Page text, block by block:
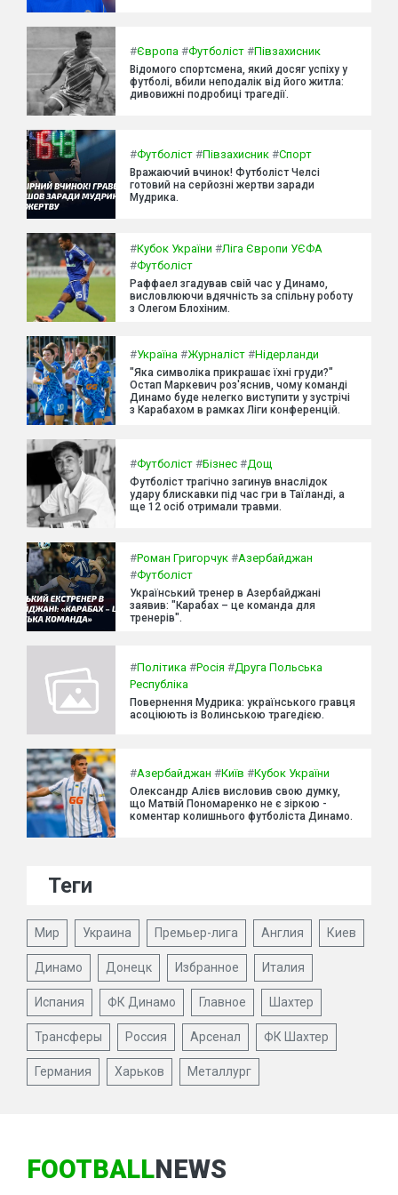
#Європа #Футболіст #Півзахисник
Відомого спортсмена, який досяг успіху у
футболі, вбили неподалік від його житла:
дивовижні подробиці трагедії.
#Футболіст #Півзахисник #Спорт
Вражаючий вчинок! Футболіст Челсі
готовий на серйозні жертви заради
Мудрика.
#Кубок України #Ліга Європи УЄФА
#Футболіст
Раффаел згадував свій час у Динамо,
висловлюючи вдячність за спільну роботу
з Олегом Блохіним.
#Україна #Журналіст #Нідерланди
"Яка символіка прикрашає їхні груди?"
Остап Маркевич роз'яснив, чому команді
Динамо буде нелегко виступити у зустрічі
з Карабахом в рамках Ліги конференцій.
#Футболіст #Бізнес #Дощ
Футболіст трагічно загинув внаслідок
удару блискавки під час гри в Таїланді, а
ще 12 осіб отримали травми.
#Роман Григорчук #Азербайджан
#Футболіст
Український тренер в Азербайджані
заявив: "Карабах – це команда для
тренерів".
#Політика #Росія #Друга Польська
Республіка
Повернення Мудрика: українського гравця
асоціюють із Волинською трагедією.
#Азербайджан #Київ #Кубок України
Олександр Алієв висловив свою думку,
що Матвій Пономаренко не є зіркою -
коментар колишнього футболіста Динамо.
Теги
Мир Украина Премьер-лига Англия Киев
Динамо Донецк Избранное Италия
Испания ФК Динамо Главное Шахтер
Трансферы Россия Арсенал ФК Шахтер
Германия Харьков Металлург
FOOTBALLNEWS